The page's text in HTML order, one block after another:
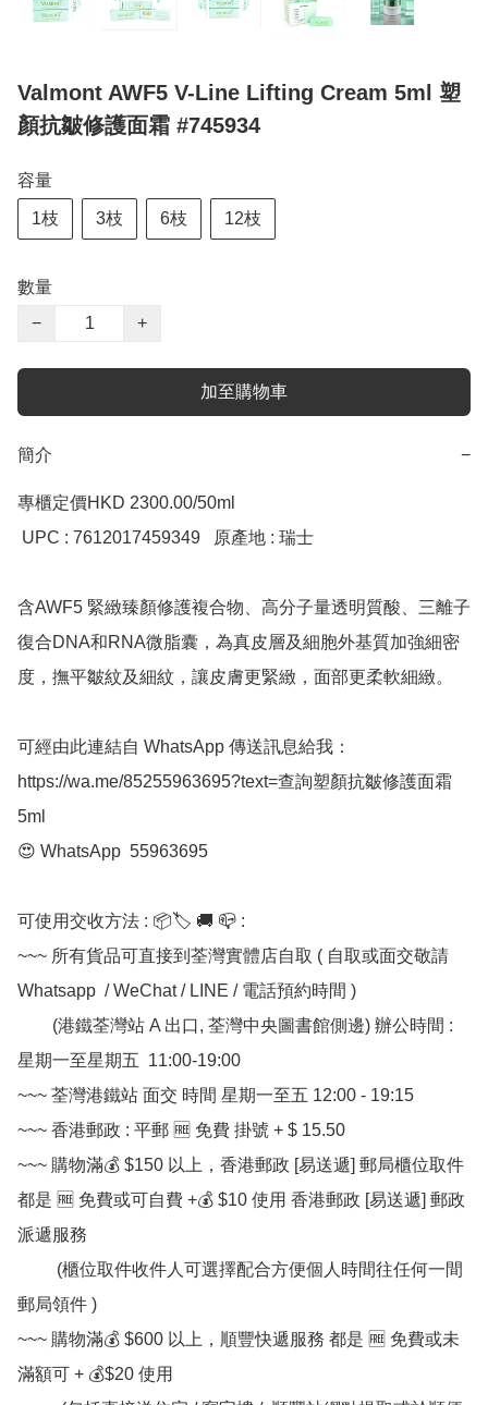
Valmont AWF5 V-Line Lifting Cream 5ml 塑
顏抗皺修護面霜 #745934
容量
1枝 3枝 6枝 12枝
數量
−
+
加至購物車
簡介 −
專櫃定價HKD 2300.00/50ml
含AWF5 緊緻臻顏修護複合物、高分子量透明質酸、三離子
復合DNA和RNA微脂囊，為真皮層及細胞外基質加強細密
度，撫平皺紋及細紋，讓皮膚更緊緻，面部更柔軟細緻。
可經由此連結自 WhatsApp 傳送訊息給我：
https://wa.me/85255963695?text=查詢塑顏抗皺修護面霜
5ml
😍 WhatsApp  55963695
可使用交收方法 : 📦🏷 🚚 📪 :
~~~ 所有貨品可直接到荃灣實體店自取 ( 自取或面交敬請
Whatsapp  / WeChat / LINE / 電話預約時間 )
星期一至星期五  11:00-19:00
~~~ 荃灣港鐵站 面交 時間 星期一至五 12:00 - 19:15
~~~ 香港郵政 : 平郵 🆓 免費 掛號 + $ 15.50
~~~ 購物滿💰 $150 以上，香港郵政 [易送遞] 郵局櫃位取件
都是 🆓 免費或可自費 +💰 $10 使用 香港郵政 [易送遞] 郵政
派遞服務
郵局領件 )
~~~ 購物滿💰 $600 以上，順豐快遞服務 都是 🆓 免費或未
滿額可 + 💰$20 使用